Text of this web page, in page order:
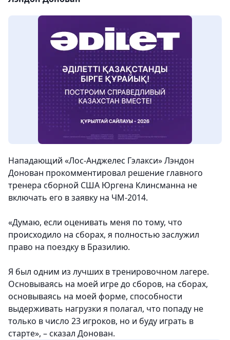
Нападающий «Лос-Анджелес Гэлакси»Лэндон
Донован прокомментировал решение главного
тренера сборной США Юргена Клинсманна не
включать его в заявку на ЧМ-2014.
«Думаю, если оценивать меня по тому, что
происходило на сборах, я полностью заслужил
право на поездку в Бразилию.
Я был одним из лучших в тренировочном лагере.
Основываясь на моей игре до сборов, на сборах,
основываясь на моей форме, способности
выдерживать нагрузки я полагал, что попаду не
только в число 23 игроков, но и буду играть в
старте», – сказал Донован.